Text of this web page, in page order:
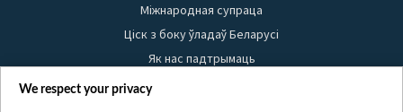
Міжнародная супраца
Ціск з боку ўладаў Беларусі
Як нас падтрымаць
Правілы выкарыстання матэрыялаў
We respect your privacy